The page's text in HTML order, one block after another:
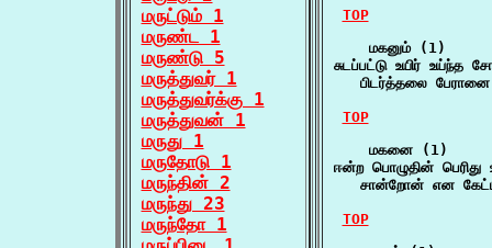
மருட்டும் 1
மருண்ட 1
மருண்டு 5
மருத்துவர் 1
மருத்துவர்க்கு 1
மருத்துவன் 1
மருது 1
மருதோடு 1
மருந்தின் 2
மருந்து 23
மருந்தோ 1
TOP
    மகனும் (1)
சுடப்பட்டு உயிர் உய்ந்த
பிடர்த்தலை
TOP
    மகனை (1)
ஈன்ற பொழுதின்
சான்றோன் என
TOP